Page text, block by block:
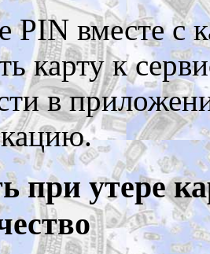
PIN вместе с
карту к
в
при утере